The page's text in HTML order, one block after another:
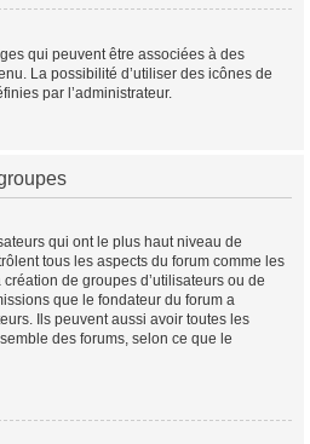
qui peuvent être associées à des
La possibilité d’utiliser des icônes de
par l’administrateur.
qui ont le plus haut niveau de
tous les aspects du forum comme les
de groupes d’utilisateurs ou de
que le fondateur du forum a
Ils peuvent aussi avoir toutes les
des forums, selon ce que le